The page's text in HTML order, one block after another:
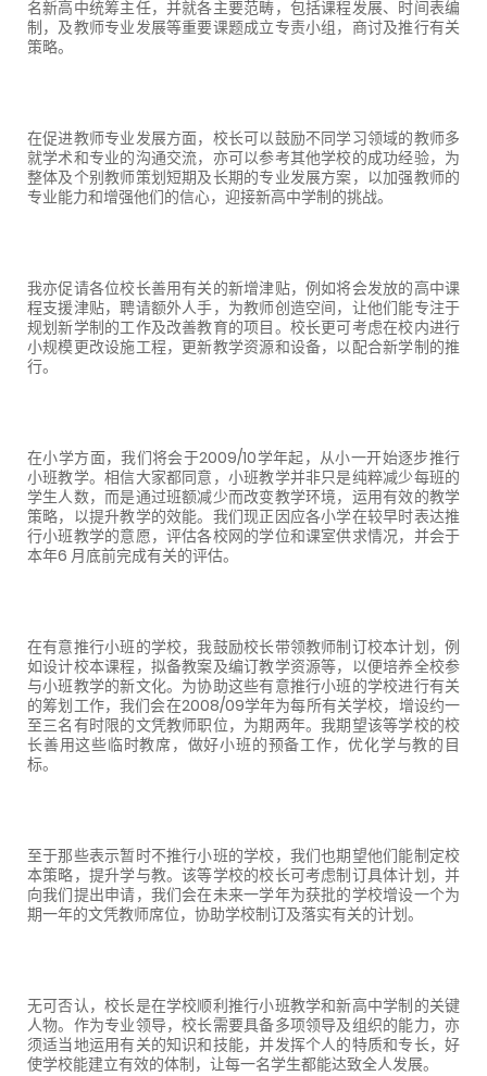
名新高中统筹主任，并就各主要范畴，包括课程发展、时间表编
制，及教师专业发展等重要课题成立专责小组，商讨及推行有关
策略。
在促进教师专业发展方面，校长可以鼓励不同学习领域的教师多
就学术和专业的沟通交流，亦可以参考其他学校的成功经验，为
整体及个别教师策划短期及长期的专业发展方案，以加强教师的
专业能力和增强他们的信心，迎接新高中学制的挑战。
我亦促请各位校长善用有关的新增津贴，例如将会发放的高中课
程支援津贴，聘请额外人手，为教师创造空间，让他们能专注于
规划新学制的工作及改善教育的项目。校长更可考虑在校内进行
小规模更改设施工程，更新教学资源和设备，以配合新学制的推
行。
在小学方面，我们将会于2009/10学年起，从小一开始逐步推行
小班教学。相信大家都同意，小班教学并非只是纯粹减少每班的
学生人数，而是通过班额减少而改变教学环境，运用有效的教学
策略，以提升教学的效能。我们现正因应各小学在较早时表达推
行小班教学的意愿，评估各校网的学位和课室供求情况，并会于
本年6 月底前完成有关的评估。
在有意推行小班的学校，我鼓励校长带领教师制订校本计划，例
如设计校本课程，拟备教案及编订教学资源等，以便培养全校参
与小班教学的新文化。为协助这些有意推行小班的学校进行有关
的筹划工作，我们会在2008/09学年为每所有关学校，增设约一
至三名有时限的文凭教师职位，为期两年。我期望该等学校的校
长善用这些临时教席，做好小班的预备工作，优化学与教的目
标。
至于那些表示暂时不推行小班的学校，我们也期望他们能制定校
本策略，提升学与教。该等学校的校长可考虑制订具体计划，并
向我们提出申请，我们会在未来一学年为获批的学校增设一个为
期一年的文凭教师席位，协助学校制订及落实有关的计划。
无可否认，校长是在学校顺利推行小班教学和新高中学制的关键
人物。作为专业领导，校长需要具备多项领导及组织的能力，亦
须适当地运用有关的知识和技能，并发挥个人的特质和专长，好
使学校能建立有效的体制，让每一名学生都能达致全人发展。